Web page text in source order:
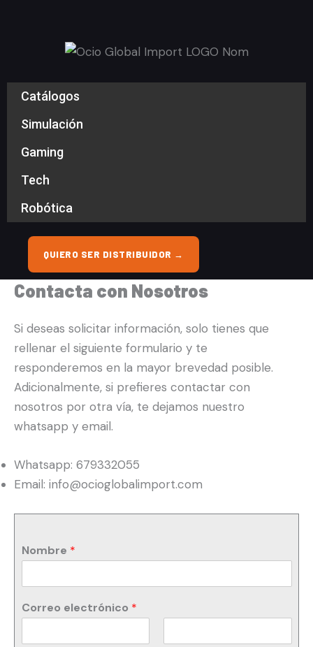
Catálogos
Simulación
Gaming
Tech
Robótica
QUIERO SER DISTRIBUIDOR →
Contacta con Nosotros
Si deseas solicitar información, solo tienes que
rellenar el siguiente formulario y te
responderemos en la mayor brevedad posible.
Adicionalmente, si prefieres contactar con
nosotros por otra vía, te dejamos nuestro
whatsapp y email.
Whatsapp: 679332055
Email: info@ocioglobalimport.com
Nombre *
Correo electrónico *